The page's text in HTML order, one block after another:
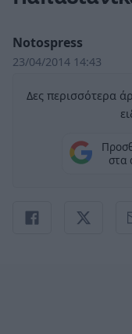
Notospress
23/04/2014 14:43
Δες περισσότερα
στα